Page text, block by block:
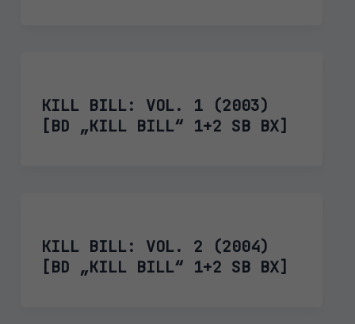
KILL BILL: VOL. 1 (2003)
[BD „KILL BILL“ 1+2 SB BX]
KILL BILL: VOL. 2 (2004)
[BD „KILL BILL“ 1+2 SB BX]